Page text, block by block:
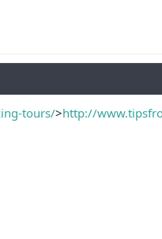
tours/>http://